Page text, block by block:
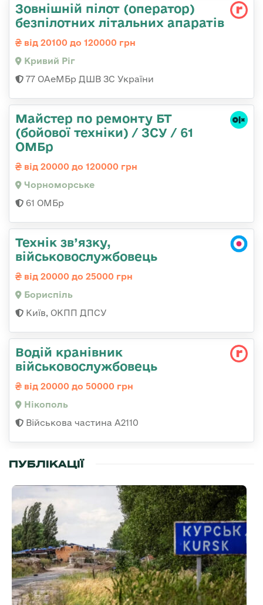
Зовнішній пілот (оператор)
безпілотних літальних апаратів
від 20100 до 120000 грн
Кривий Ріг
77 ОАеМБр ДШВ ЗС України
Майстер по ремонту БТ
(бойової техніки) / ЗСУ / 61
ОМБр
від 20000 до 120000 грн
Чорноморське
61 ОМБр
Технік зв’язку,
військовослужбовець
від 20000 до 25000 грн
Бориспіль
Київ, ОКПП ДПСУ
Водій кранівник
військовослужбовець
від 20000 до 50000 грн
Нікополь
Військова частина А2110
ПУБЛІКАЦІЇ